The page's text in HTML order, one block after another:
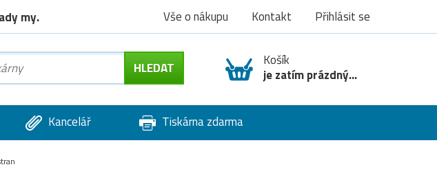
my. Vše o nákupu Kontakt Přihlásit se
Košík
je zatím prázdný...
Kancelář Tiskárna zdarma